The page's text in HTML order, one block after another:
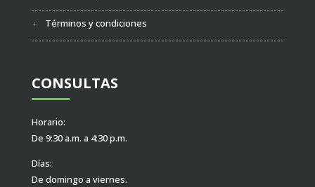
Términos y condiciones
CONSULTAS
Horario:
De 9:30 a.m. a 4:30 p.m.
Días:
De domingo a viernes.